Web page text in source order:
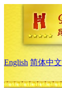
English 简体中文